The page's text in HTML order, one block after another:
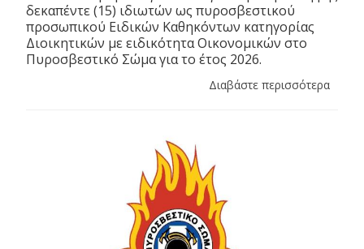
δεκαπέντε (15) ιδιωτών ως πυροσβεστικού
προσωπικού Ειδικών Καθηκόντων κατηγορίας
Διοικητικών με ειδικότητα Οικονομικών στο
Πυροσβεστικό Σώμα για το έτος 2026.
Διαβάστε περισσότερα